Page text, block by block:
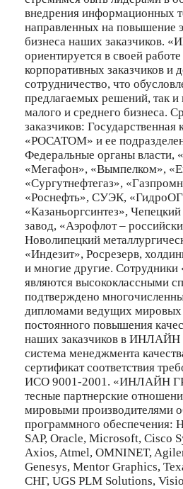
внедрения информационных
направленных на повышение
бизнеса наших заказчиков.
ориентируется в своей работе
корпоративных заказчиков и
сотрудничество, что
предлагаемых решений, так и
малого и среднего бизнеса.
заказчиков: Государственная
«РОСАТОМ» и ее
Федеральные органы власти,
«Мегафон», «Вымпелком»,
«Сургутнефтегаз»,
«Роснефть», СУЭК,
«Казаньоргсинтез»,
завод, «Аэрофлот –
Новолипецкий
«Индезит», Росрезерв,
и многие другие.
являются высококлассными
подтверждено
дипломами ведущих мировых
постоянного повышения
наших заказчиков в ИНЛАЙН
система менеджмента
сертификат соответствия
ИСО 9001-2001. «ИНЛАЙН
тесные партнерские
мировыми производителями
программного обеспечения:
SAP, Oracle, Microsoft, Cisco
Axios, Atmel, OMNINET,
Genesys, Mentor Graphics,
СНГ, UGS PLM Solutions,